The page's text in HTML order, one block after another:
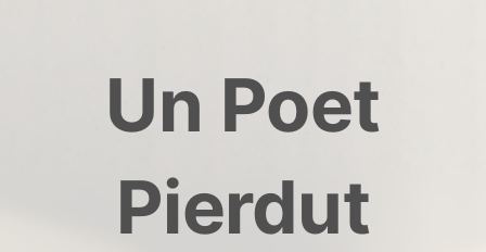
Un Poet
Pierdut